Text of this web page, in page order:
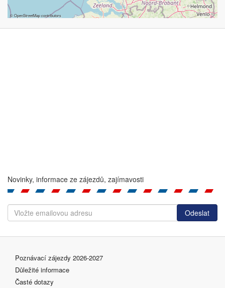
©OpenStreetMapcontributors
Novinky, informace ze zájezdů, zajímavosti
Poznávací zájezdy 2026-2027
Důležité informace
Časté dotazy